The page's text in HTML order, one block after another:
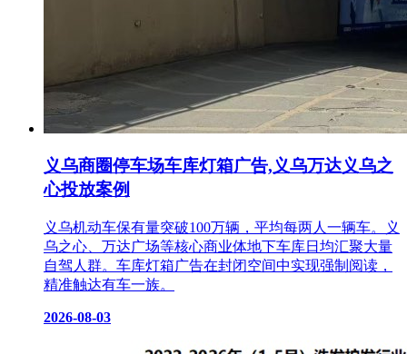
义乌商圈停车场车库灯箱广告,义乌万达义乌之
心投放案例
义乌机动车保有量突破100万辆，平均每两人一辆车。义
乌之心、万达广场等核心商业体地下车库日均汇聚大量
自驾人群。车库灯箱广告在封闭空间中实现强制阅读，
精准触达有车一族。
2026-08-03